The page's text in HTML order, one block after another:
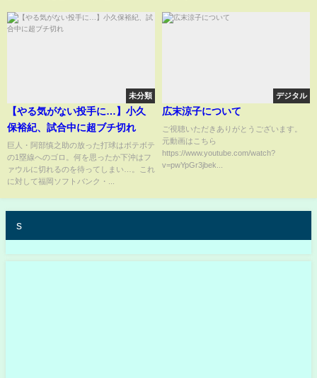
未分類
【やる気がない投手に…】小久
保裕紀、試合中に超ブチ切れ
巨人・阿部慎之助の放った打球はボテボテ
の1塁線へのゴロ。何を思ったか下沖はフ
ァウルに切れるのを待ってしまい…。これ
に対して福岡ソフトバンク・...
デジタル
広末涼子について
ご視聴いただきありがとうございます。
元動画はこちら
https://www.youtube.com/watch?
v=pwYpGr3jbek...
s